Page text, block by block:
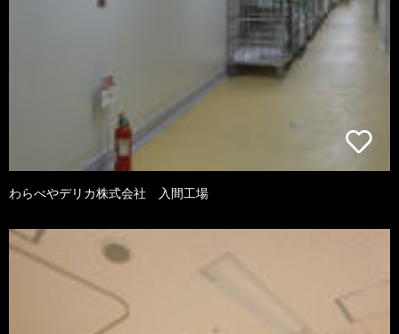
わらべやデリカ株式会社 入間工場